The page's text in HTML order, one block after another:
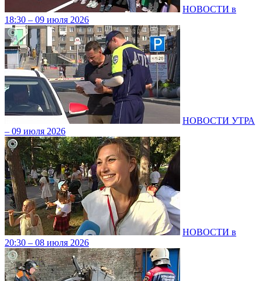
НОВОСТИ в
18:30 – 09 июля 2026
НОВОСТИ УТРА
– 09 июля 2026
НОВОСТИ в
20:30 – 08 июля 2026